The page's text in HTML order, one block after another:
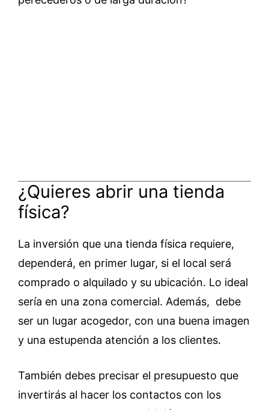
¿Quieres abrir una tienda
física?
La inversión que una tienda física requiere,
dependerá, en primer lugar, si el local será
comprado o alquilado y su ubicación. Lo ideal
sería en una zona comercial. Además, debe
ser un lugar acogedor, con una buena imagen
y una estupenda atención a los clientes.
También debes precisar el presupuesto que
invertirás al hacer los contactos con los